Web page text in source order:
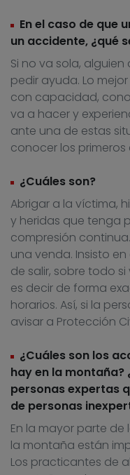
En el caso de que
un accidente, ¿qué
Si no va sola,
pedir ayuda. Lo
con capacidad,
va a hacer y
ante una de estas
conocer los primeros
¿Cuáles son?
Abrigar a la víctima,
y heridas que tenga
compresión
una venda. Insisto
de salir, sobre todo
es decir de forma
horarios. Así, si la
avisar a Protección
¿Cuáles son los
hay en la montaña?
personas expertas
de personas
En la mayor parte
la montaña están
Los practicantes de